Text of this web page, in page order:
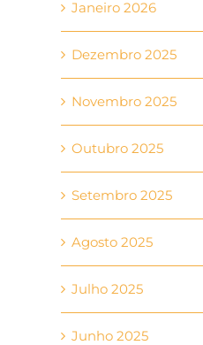
Janeiro 2026
Dezembro 2025
Novembro 2025
Outubro 2025
Setembro 2025
Agosto 2025
Julho 2025
Junho 2025